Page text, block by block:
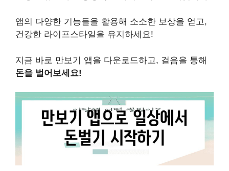
앱의 다양한 기능들을 활용해 소소한 보상을 얻고,
건강한 라이프스타일을 유지하세요!
지금 바로 만보기 앱을 다운로드하고, 걸음을 통해
돈을 벌어보세요!